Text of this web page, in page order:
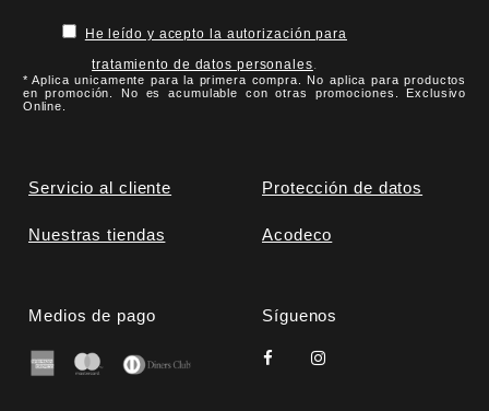
He leído y acepto la autorización para
tratamiento de datos personales.
* Aplica unicamente para la primera compra. No aplica para productos
en promoción. No es acumulable con otras promociones. Exclusivo
Online.
Servicio al cliente Protección de datos
Nuestras tiendas Acodeco
Medios de pago Síguenos